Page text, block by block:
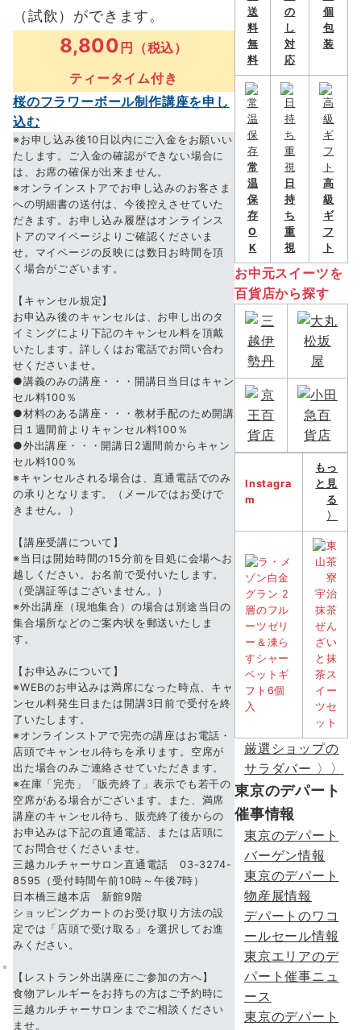
（試飲）ができます。
8,800 円（税込）
ティータイム付き
桜のフラワーボール制作講座を申し
込む
※お申し込み後10日以内にご入金をお願いい
たします。ご入金の確認ができない場合に
は、お席の確保が出来ません。
※オンラインストアでお申し込みのお客さま
への明細書の送付は、今後控えさせていた
だきます。お申し込み履歴はオンラインス
トアのマイページよりご確認くださいま
せ。マイページの反映には数日お時間を頂
く場合がございます。
【キャンセル規定】
お申込み後のキャンセルは、お申し出のタ
イミングにより下記のキャンセル料を頂戴
いたします。詳しくはお電話でお問い合わ
せくださいませ。
●講義のみの講座・・・開講日当日はキャン
セル料100％
●材料のある講座・・・教材手配のため開講
日１週間前よりキャンセル料100％
●外出講座・・・開講日2週間前からキャン
セル料100％
※キャンセルされる場合は、直通電話でのみ
の承りとなります。（メールではお受けで
きません。）
【講座受講について】
※当日は開始時間の15分前を目処に会場へお
越しください。お名前で受付いたします。
（受講証等はございません。）
※外出講座（現地集合）の場合は別途当日の
集合場所などのご案内状を郵送いたしま
す。
【お申込みについて】
※WEBのお申込みは満席になった時点、キャ
ンセル料発生日または開講3日前で受付を終
了いたします。
※オンラインストアで完売の講座はお電話・
店頭でキャンセル待ちを承ります。空席が
出た場合のみご連絡させていただきます。
※在庫「完売」「販売終了」表示でも若干の
空席がある場合がございます。また、満席
講座のキャンセル待ち、販売終了後からの
お申込みは下記の直通電話、または店頭に
てお問合せくださいませ。
三越カルチャーサロン直通電話 03-3274-
8595（受付時間午前10時～午後7時）
日本橋三越本店 新館9階
ショッピングカートのお受け取り方法の設
定では「店頭で受け取る」を選択してお進
みください。
【レストラン外出講座にご参加の方へ】
食物アレルギーをお持ちの方はご予約時に
三越カルチャーサロンまでご相談ください
ませ。
送
料
無
料
の
し
対
応
個
包
装
常
温
保
存
O
K
日
持
ち
重
視
高
級
ギ
フ
ト
お中元スイーツを
百貨店から探す
Instagra
m
もっ
と見
る
〉
厳選ショップの
サラダバー 〉〉
東京のデパート
催事情報
東京のデパート
バーゲン情報
東京のデパート
物産展情報
デパートのワコ
ールセール情報
東京エリアのデ
パート催事ニュ
ース
東京のデパート